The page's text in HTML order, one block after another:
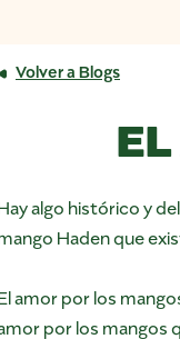
Volver a Blogs
algo histórico y
Haden que
amor por los
por los mangos